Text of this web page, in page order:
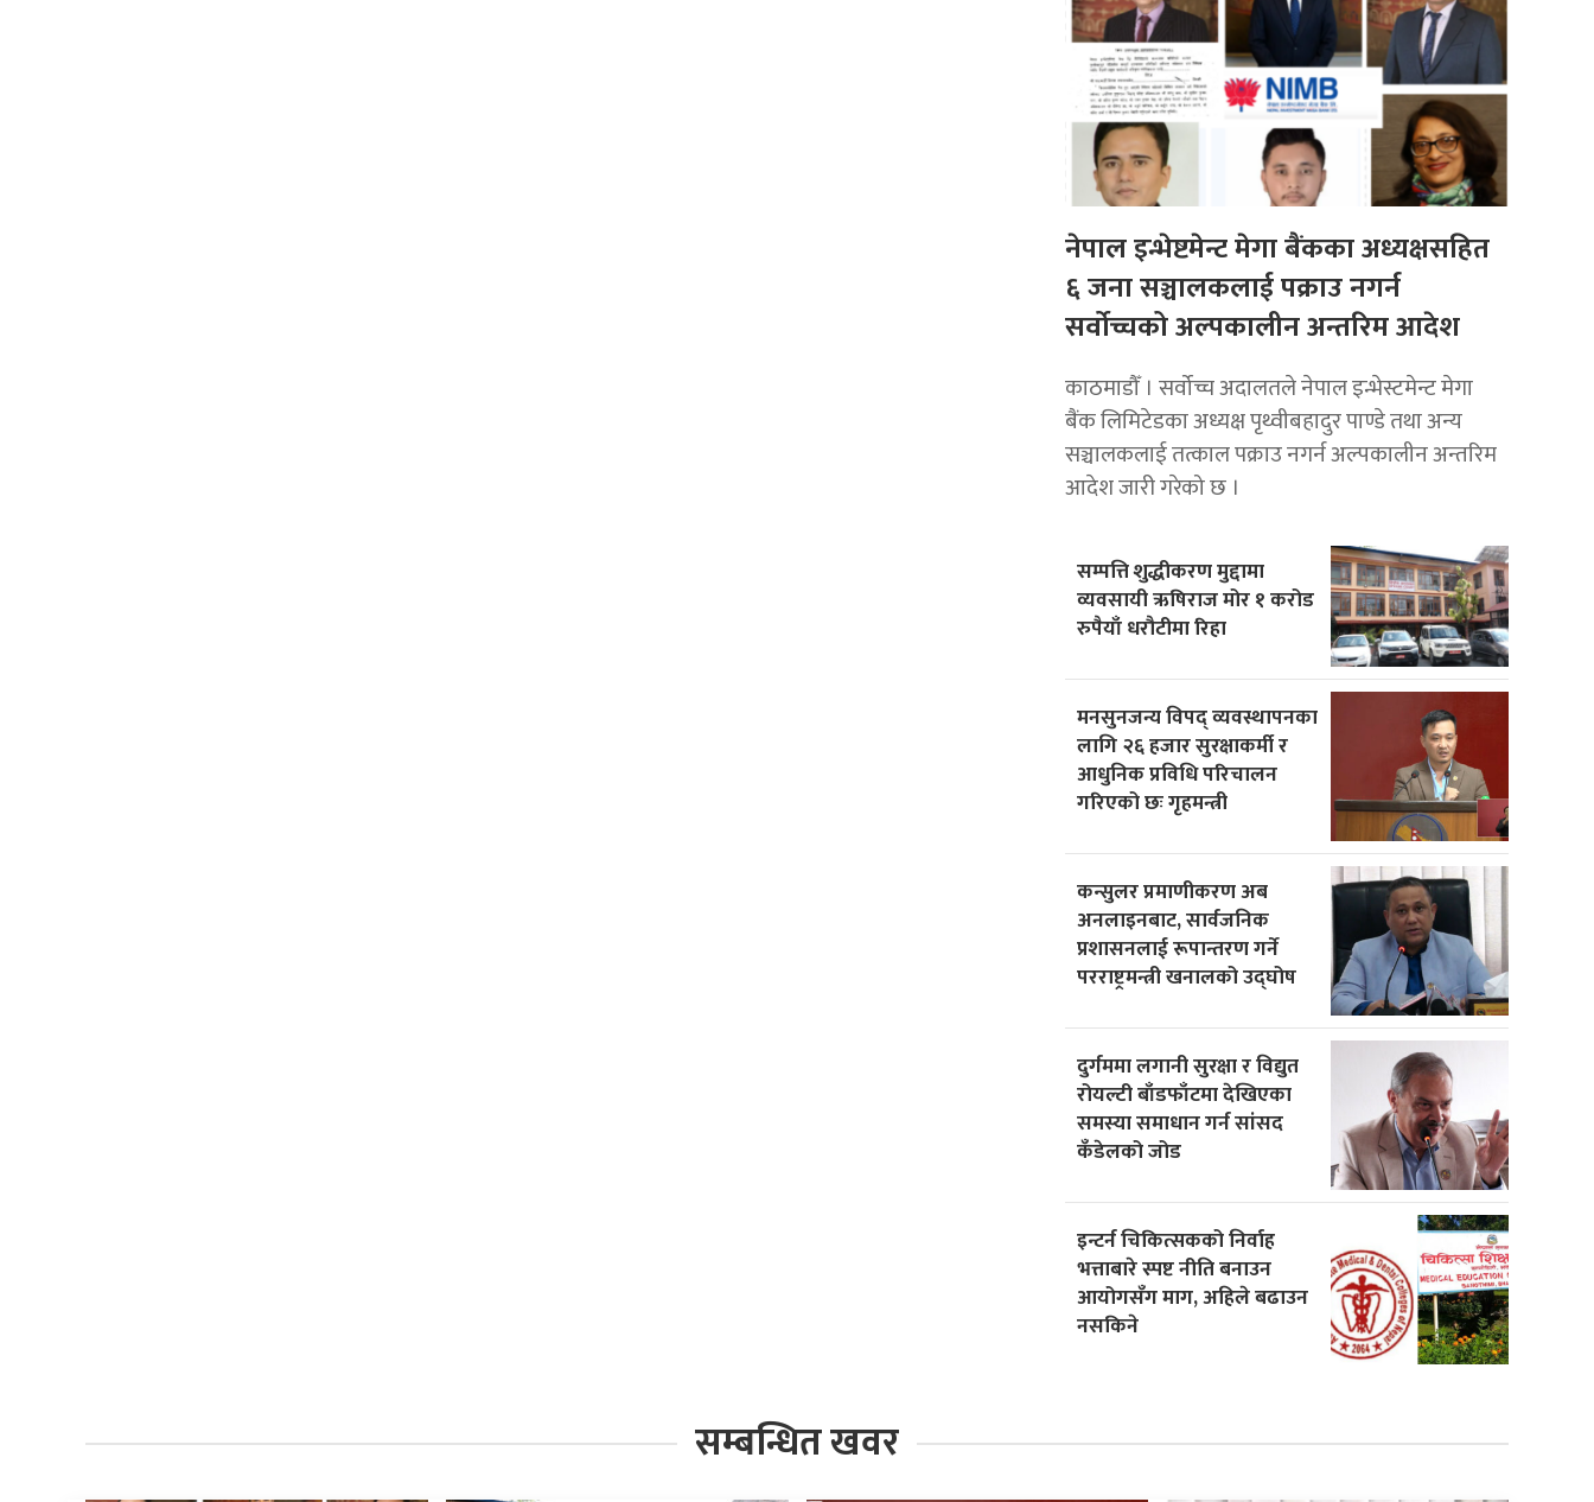
नेपाल इन्भेष्टमेन्ट मेगा बैंकका अध्यक्षसहित
६ जना सञ्चालकलाई पक्राउ नगर्न
सर्वोच्चको अल्पकालीन अन्तरिम आदेश
काठमाडौँ । सर्वोच्च अदालतले नेपाल इन्भेस्टमेन्ट मेगा
बैंक लिमिटेडका अध्यक्ष पृथ्वीबहादुर पाण्डे तथा अन्य
सञ्चालकलाई तत्काल पक्राउ नगर्न अल्पकालीन अन्तरिम
आदेश जारी गरेको छ ।
सम्पत्ति शुद्धीकरण मुद्दामा
व्यवसायी ऋषिराज मोर १ करोड
रुपैयाँ धरौटीमा रिहा
मनसुनजन्य विपद् व्यवस्थापनका
लागि २६ हजार सुरक्षाकर्मी र
आधुनिक प्रविधि परिचालन
गरिएको छः गृहमन्त्री
कन्सुलर प्रमाणीकरण अब
अनलाइनबाट, सार्वजनिक
प्रशासनलाई रूपान्तरण गर्ने
परराष्ट्रमन्त्री खनालको उद्घोष
दुर्गममा लगानी सुरक्षा र विद्युत
रोयल्टी बाँडफाँटमा देखिएका
समस्या समाधान गर्न सांसद
कँडेलको जोड
इन्टर्न चिकित्सकको निर्वाह
भत्ताबारे स्पष्ट नीति बनाउन
आयोगसँग माग, अहिले बढाउन
नसकिने
सम्बन्धित खवर